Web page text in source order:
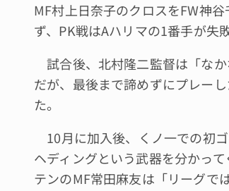
MF村上日奈子のクロスをFW神
ず、PK戦はAハリマの1番手が失
試合後、北村隆二監督は「な
だが、最後まで諦めずにプレー
た。
10月に加入後、くノ一での初
ヘディングという武器を分かっ
テンのMF常田麻友は「リーグで